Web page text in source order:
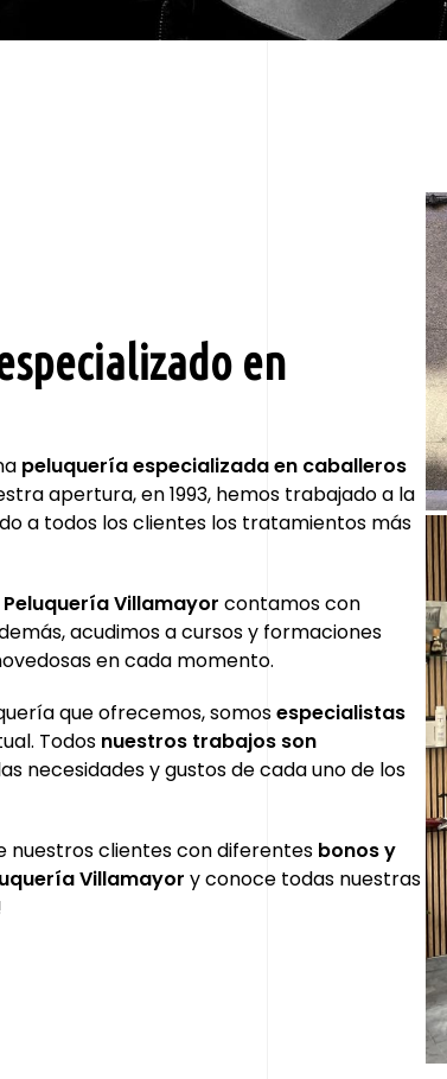
en
peluquería especializada en caballeros
apertura, en 1993, hemos trabajado a la
a todos los clientes los tratamientos más
Peluquería Villamayor contamos con
acudimos a cursos y formaciones
en cada momento.
que ofrecemos, somosespecialistas
Todos nuestros trabajos son
necesidades y gustos de cada uno de los
nuestros clientes con diferentes bonos y
Villamayor y conoce todas nuestras